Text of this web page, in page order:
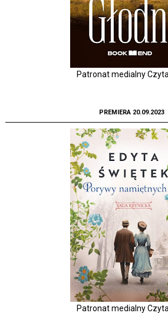
Patronat medialny
PREMIERA 20.09.2023
Patronat medialny